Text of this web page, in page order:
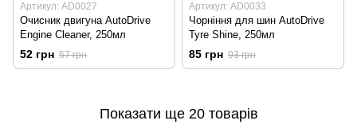
Артикул: AD0027
Очисник двигуна AutoDrive
Engine Cleaner, 250мл
52 грн 57 грн
Артикул: AD0033
Чорніння для шин AutoDrive
Tyre Shine, 250мл
85 грн 93 грн
Показати ще 20 товарів